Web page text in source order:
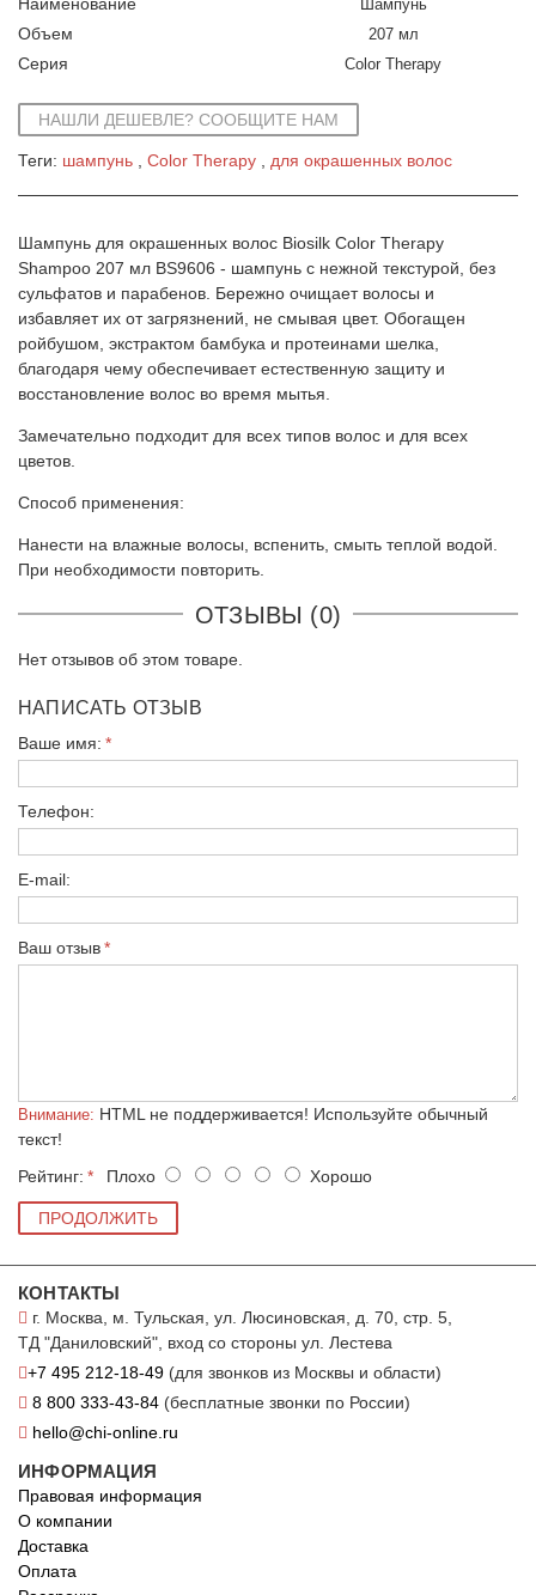
Шампунь
Объем 207 мл
Серия Color Therapy
НАШЛИ ДЕШЕВЛЕ? СООБЩИТЕ НАМ
Теги: шампунь Color Therapy для окрашенных волос
Шампунь для окрашенных волос Biosilk Color Therapy
Shampoo 207 мл BS9606 - шампунь с нежной текстурой, без
сульфатов и парабенов. Бережно очищает волосы и
избавляет их от загрязнений, не смывая цвет. Обогащен
ройбушом, экстрактом бамбука и протеинами шелка,
благодаря чему обеспечивает естественную защиту и
восстановление волос во время мытья.
Замечательно подходит для всех типов волос и для всех
цветов.
Способ применения:
Нанести на влажные волосы, вспенить, смыть теплой водой.
При необходимости повторить.
ОТЗЫВЫ (0)
Нет отзывов об этом товаре.
НАПИСАТЬ ОТЗЫВ
Ваше имя:
Телефон:
E-mail:
Ваш отзыв
Внимание: HTML не поддерживается! Используйте обычный
текст!
Рейтинг:
Плохо Хорошо
ПРОДОЛЖИТЬ
КОНТАКТЫ
г. Москва, м. Тульская, ул. Люсиновская, д. 70, стр. 5,
ТД "Даниловский", вход со стороны ул. Лестева
+7 495 212-18-49 (для звонков из Москвы и области)
8 800 333-43-84 (бесплатные звонки по России)
hello@chi-online.ru
ИНФОРМАЦИЯ
Правовая информация
О компании
Доставка
Оплата